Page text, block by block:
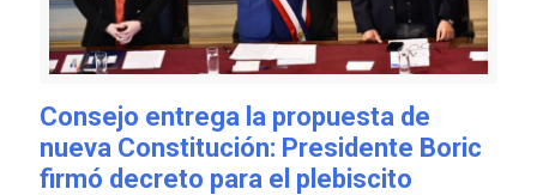
Consejo entrega la propuesta de
nueva Constitución: Presidente Boric
firmó decreto para el plebiscito